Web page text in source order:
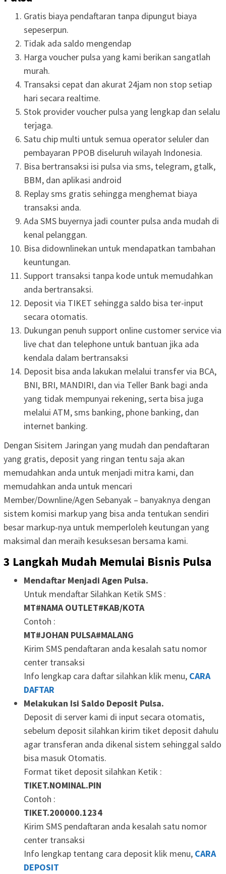
Gratis biaya pendaftaran tanpa dipungut biaya
sepeserpun.
Tidak ada saldo mengendap
Harga voucher pulsa yang kami berikan sangatlah
murah.
Transaksi cepat dan akurat 24jam non stop setiap
hari secara realtime.
Stok provider voucher pulsa yang lengkap dan selalu
terjaga.
Satu chip multi untuk semua operator seluler dan
pembayaran PPOB diseluruh wilayah Indonesia.
Bisa bertransaksi isi pulsa via sms, telegram, gtalk,
BBM, dan aplikasi android
Replay sms gratis sehingga menghemat biaya
transaksi anda.
Ada SMS buyernya jadi counter pulsa anda mudah di
kenal pelanggan.
Bisa didownlinekan untuk mendapatkan tambahan
keuntungan.
Support transaksi tanpa kode untuk memudahkan
anda bertransaksi.
Deposit via TIKET sehingga saldo bisa ter-input
secara otomatis.
Dukungan penuh support online customer service via
live chat dan telephone untuk bantuan jika ada
kendala dalam bertransaksi
Deposit bisa anda lakukan melalui transfer via BCA,
BNI, BRI, MANDIRI, dan via Teller Bank bagi anda
yang tidak mempunyai rekening, serta bisa juga
melalui ATM, sms banking, phone banking, dan
internet banking.
Dengan Sisitem Jaringan yang mudah dan pendaftaran
yang gratis, deposit yang ringan tentu saja akan
memudahkan anda untuk menjadi mitra kami, dan
memudahkan anda untuk mencari
Member/Downline/Agen Sebanyak – banyaknya dengan
sistem komisi markup yang bisa anda tentukan sendiri
besar markup-nya untuk memperloleh keutungan yang
maksimal dan meraih kesuksesan bersama kami.
3 Langkah Mudah Memulai Bisnis Pulsa
Mendaftar Menjadi Agen Pulsa.
Untuk mendaftar Silahkan Ketik SMS :
MT#NAMA OUTLET#KAB/KOTA
Contoh :
MT#JOHAN PULSA#MALANG
Kirim SMS pendaftaran anda kesalah satu nomor
center transaksi
Info lengkap cara daftar silahkan klik menu, CARA
DAFTAR
Melakukan Isi Saldo Deposit Pulsa.
Deposit di server kami di input secara otomatis,
sebelum deposit silahkan kirim tiket deposit dahulu
agar transferan anda dikenal sistem sehinggal saldo
bisa masuk Otomatis.
Format tiket deposit silahkan Ketik :
TIKET.NOMINAL.PIN
Contoh :
TIKET.200000.1234
Kirim SMS pendaftaran anda kesalah satu nomor
center transaksi
Info lengkap tentang cara deposit klik menu, CARA
DEPOSIT